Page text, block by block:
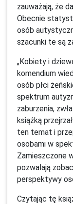
zauważają, że
Obecnie
osób
szacunki te są
„Kobiety i
komendium
osób płci
spektrum
zaburzenia,
książką
ten temat i
osobami w
Zamieszczone
pozwalają
perspektywy
Czytając tę